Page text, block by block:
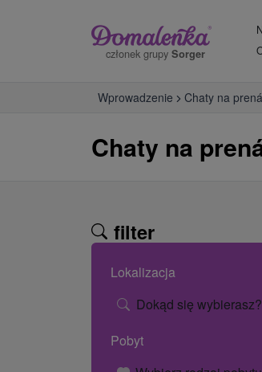
członek grupy Sorger
Wprowadzenie Chaty na
Chaty na
filter
Lokalizacja
Dokąd się
Pobyt